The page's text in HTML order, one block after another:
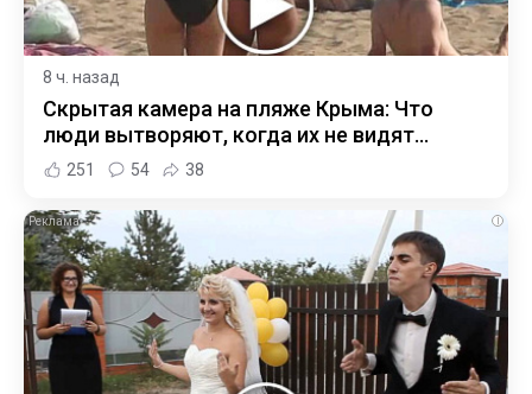
8 ч. назад
Скрытая камера на пляже Крыма: Что
люди вытворяют, когда их не видят...
251 54 38
i